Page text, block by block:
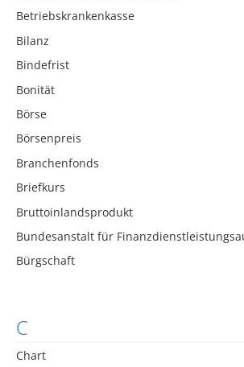
Betriebskrankenkasse
Bilanz
Bindefrist
Bonität
Börse
Börsenpreis
Branchenfonds
Briefkurs
Bruttoinlandsprodukt
Bundesanstalt für
Bürgschaft
C
Chart